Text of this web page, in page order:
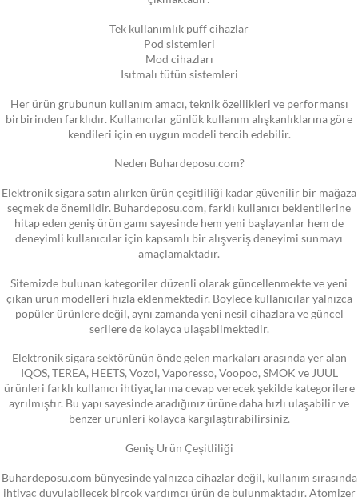
Tek kullanımlık puff cihazlar
Pod sistemleri
Mod cihazları
Isıtmalı tütün sistemleri
Her ürün grubunun kullanım amacı, teknik özellikleri ve performansı
birbirinden farklıdır. Kullanıcılar günlük kullanım alışkanlıklarına göre
kendileri için en uygun modeli tercih edebilir.
Neden Buhardeposu.com?
Elektronik sigara satın alırken ürün çeşitliliği kadar güvenilir bir mağaza
seçmek de önemlidir. Buhardeposu.com, farklı kullanıcı beklentilerine
hitap eden geniş ürün gamı sayesinde hem yeni başlayanlar hem de
deneyimli kullanıcılar için kapsamlı bir alışveriş deneyimi sunmayı
amaçlamaktadır.
Sitemizde bulunan kategoriler düzenli olarak güncellenmekte ve yeni
çıkan ürün modelleri hızla eklenmektedir. Böylece kullanıcılar yalnızca
popüler ürünlere değil, aynı zamanda yeni nesil cihazlara ve güncel
serilere de kolayca ulaşabilmektedir.
Elektronik sigara sektörünün önde gelen markaları arasında yer alan
IQOS, TEREA, HEETS, Vozol, Vaporesso, Voopoo, SMOK ve JUUL
ürünleri farklı kullanıcı ihtiyaçlarına cevap verecek şekilde kategorilere
ayrılmıştır. Bu yapı sayesinde aradığınız ürüne daha hızlı ulaşabilir ve
benzer ürünleri kolayca karşılaştırabilirsiniz.
Geniş Ürün Çeşitliliği
Buhardeposu.com bünyesinde yalnızca cihazlar değil, kullanım sırasında
ihtiyaç duyulabilecek birçok yardımcı ürün de bulunmaktadır. Atomizer